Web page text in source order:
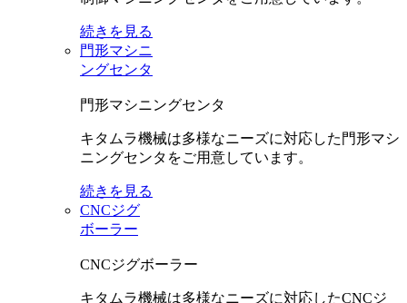
続きを見る
門形マシニ
ングセンタ
門形マシニングセンタ
キタムラ機械は多様なニーズに対応した門形マシ
ニングセンタをご用意しています。
続きを見る
CNCジグ
ボーラー
CNCジグボーラー
キタムラ機械は多様なニーズに対応したCNCジ